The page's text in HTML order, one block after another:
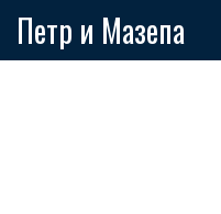
Петр и Мазепа